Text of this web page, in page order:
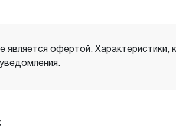
является офертой.